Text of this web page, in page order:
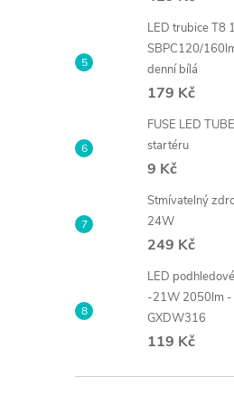
LED trubice T8
SBPC120/
denní bílá
179 Kč
FUSE LED
startéru
9 Kč
Stmívatelný
24W
249 Kč
LED
-21W 2050lm -
GXDW316
119 Kč